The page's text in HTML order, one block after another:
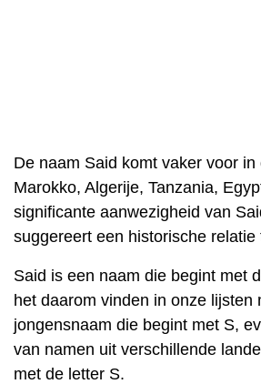
De naam Said komt vaker voor in
Marokko, Algerije, Tanzania,
significante aanwezigheid van
suggereert een historische relatie
Said is een naam die begint met
het daarom vinden in onze lijsten
jongensnaam die begint met S,
van namen uit verschillende
met de letter S.